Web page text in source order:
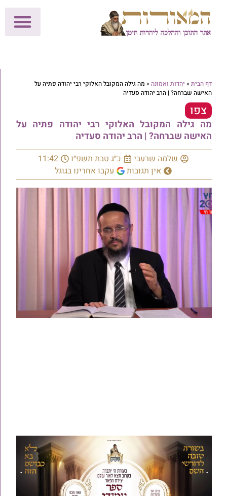
דף הבית » יהדות ואמונה » מה גילה המקובל האלוקי רבי יהודה פתיה על
האישה שברחה? | הרב יהודה סעדיה
צפו
מה גילה המקובל האלוקי רבי יהודה פתיה על
האישה שברחה? | הרב יהודה סעדיה
שלמה שרעבי כ״ג טבת תשפ״ו
11:42
אין תגובות
עקבו אחרינו בגוגל